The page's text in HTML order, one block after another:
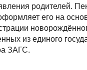
родителей.
его на
из единого
ЗАГС.